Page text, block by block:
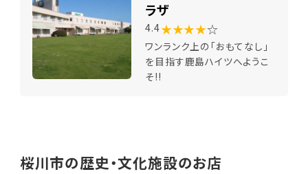
ラザ
4.4★★★★☆
ワンランク上の「おもてなし」
を目指す鹿島ハイツへようこ
そ!!
桜川市の歴史・文化施設のお店